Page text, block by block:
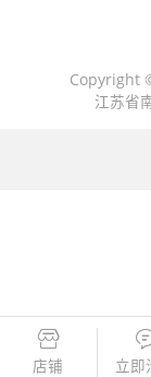
店铺 立即
Copyright
江苏省